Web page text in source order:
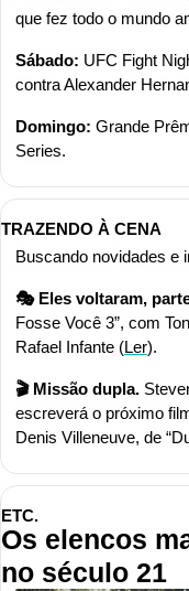
que fez todo o mundo
Sábado: UFC Fight
contra Alexander
Domingo: Grande
Series.
TRAZENDO À CENA
Buscando novidades e
🎭 Eles voltaram,
Fosse Você 3”, com
Rafael Infante (Ler).
🎬 Missão dupla.
escreverá o próximo
Denis Villeneuve, de
ETC.
Os elencos
no século 21